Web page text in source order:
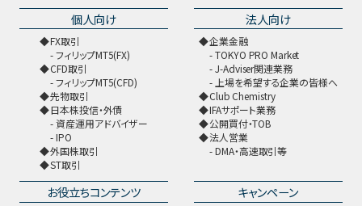
個人向け
FX取引
フィリップMT5(FX)
CFD取引
フィリップMT5(CFD)
先物取引
日本株投信・外債
資産運用アドバイザー
IPO
外国株取引
ST取引
法人向け
企業金融
TOKYO PRO Market
J-Adviser関連業務
上場を希望する企業の皆様へ
Club Chemistry
IFAサポート業務
公開買付・TOB
法人営業
DMA・高速取引等
お役立ちコンテンツ キャンペーン